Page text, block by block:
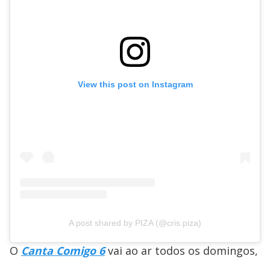
View this post on Instagram
A post shared by PIZA (@cris.piza)
O Canta Comigo 6vai ao ar todos os domingos,